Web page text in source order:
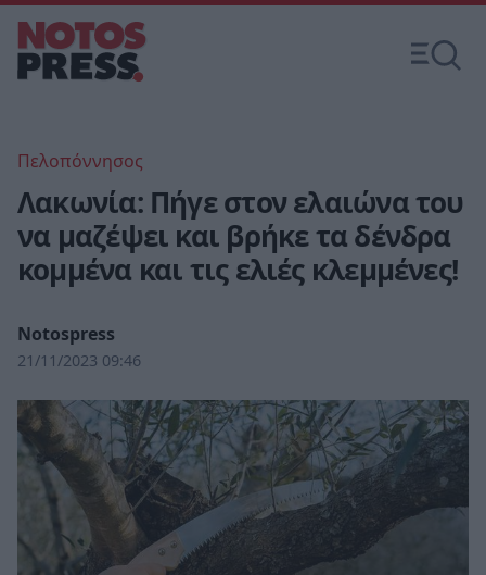
Πελοπόννησος
Λακωνία: Πήγε στον ελαιώνα του
να μαζέψει και βρήκε τα δένδρα
κομμένα και τις ελιές κλεμμένες!
Notospress
21/11/2023 09:46